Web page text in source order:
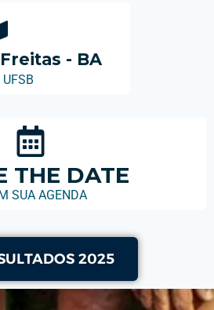
- BA
THE DATE
SUA AGENDA
2025